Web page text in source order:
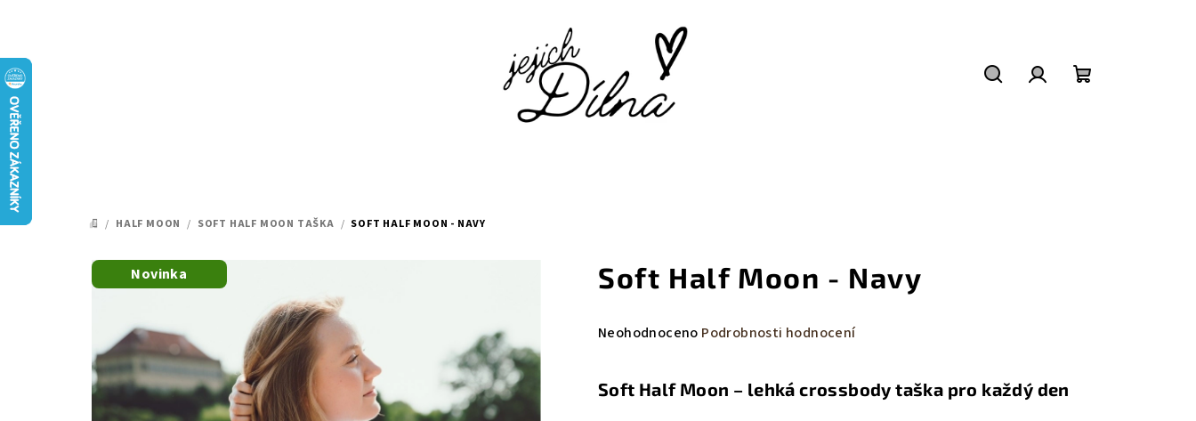
DOMŮ
/ HALF MOON / SOFT HALF MOON TAŠKA / SOFT HALF MOON - NAVY
Soft Half Moon - Navy
Průměrné
je
Neohodnoceno Podrobnosti hodnocení
Soft Half Moon – lehká crossbody taška pro každý den
Novinka